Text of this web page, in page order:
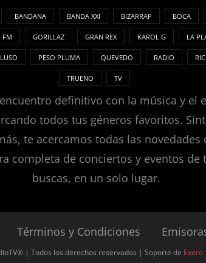
BANDANA BANDA XXI BIZARRAP BOCA
FM GORILLAZ GRAN REX KAROL G LA
PESO PLUMA QUEVEDO RADIO
TRUENO TV
definitivo con la música y
todos tus géneros favoritos.
te acercamos todas las
completa de conciertos y eventos
buscas, en un solo lugar.
Términos y Condiciones
| Todos los derechos reservados | Soporte de Exero